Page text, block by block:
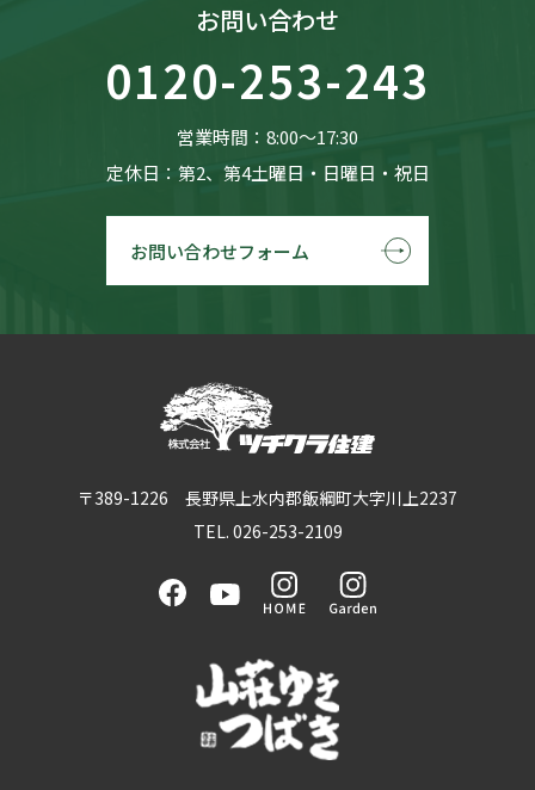
お問い合わせ
0120-253-243
営業時間：8:00〜17:30
定休日：第2、第4土曜日・日曜日・祝日
お問い合わせフォーム
〒389-1226 長野県上水内郡飯綱町大字川上2237
TEL. 026-253-2109